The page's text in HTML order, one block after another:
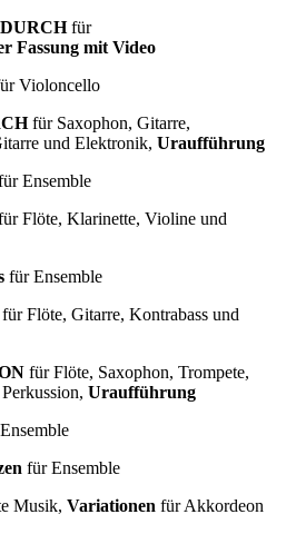
DURCHfür
Fassung mit Video
Violoncello
für Saxophon, Gitarre,
und Elektronik, Uraufführung
Ensemble
Flöte, Klarinette, Violine und
für Ensemble
für Flöte, Gitarre, Kontrabass und
für Flöte, Saxophon, Trompete,
Uraufführung
für Ensemble
Musik, Variationen für Akkordeon